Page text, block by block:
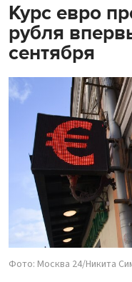
Курс евро
рубля
сентября
Фото: Москва 24/Никита